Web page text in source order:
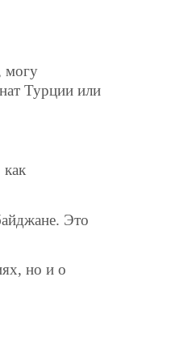
могу
Турции или
Это
но и о